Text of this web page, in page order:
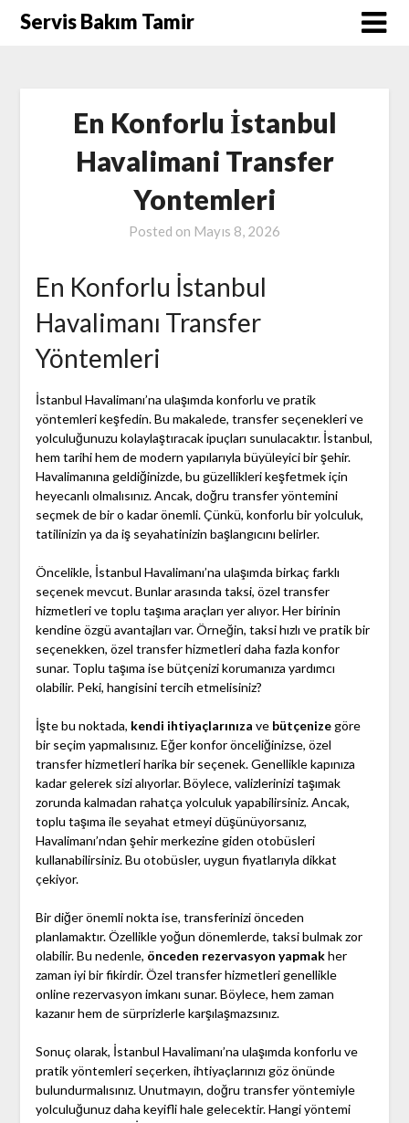
SkipServis Bakım Tamir
En Konforlu İstanbul
Havalimani Transfer
Yontemleri
Posted on Mayıs 8, 2026
En Konforlu İstanbul
Havalimanı Transfer
Yöntemleri
İstanbul Havalimanı’na ulaşımda konforlu ve pratik
yöntemleri keşfedin. Bu makalede, transfer seçenekleri ve
yolculuğunuzu kolaylaştıracak ipuçları sunulacaktır. İstanbul,
hem tarihi hem de modern yapılarıyla büyüleyici bir şehir.
Havalimanına geldiğinizde, bu güzellikleri keşfetmek için
heyecanlı olmalısınız. Ancak, doğru transfer yöntemini
seçmek de bir o kadar önemli. Çünkü, konforlu bir yolculuk,
tatilinizin ya da iş seyahatinizin başlangıcını belirler.
Öncelikle, İstanbul Havalimanı’na ulaşımda birkaç farklı
seçenek mevcut. Bunlar arasında taksi, özel transfer
hizmetleri ve toplu taşıma araçları yer alıyor. Her birinin
kendine özgü avantajları var. Örneğin, taksi hızlı ve pratik bir
seçenekken, özel transfer hizmetleri daha fazla konfor
sunar. Toplu taşıma ise bütçenizi korumanıza yardımcı
olabilir. Peki, hangisini tercih etmelisiniz?
İşte bu noktada, kendi ihtiyaçlarınıza ve bütçenizegöre
bir seçim yapmalısınız. Eğer konfor önceliğinizse, özel
transfer hizmetleri harika bir seçenek. Genellikle kapınıza
kadar gelerek sizi alıyorlar. Böylece, valizlerinizi taşımak
zorunda kalmadan rahatça yolculuk yapabilirsiniz. Ancak,
toplu taşıma ile seyahat etmeyi düşünüyorsanız,
Havalimanı’ndan şehir merkezine giden otobüsleri
kullanabilirsiniz. Bu otobüsler, uygun fiyatlarıyla dikkat
çekiyor.
Bir diğer önemli nokta ise, transferinizi önceden
planlamaktır. Özellikle yoğun dönemlerde, taksi bulmak zor
olabilir. Bu nedenle, önceden rezervasyon yapmakher
zaman iyi bir fikirdir. Özel transfer hizmetleri genellikle
online rezervasyon imkanı sunar. Böylece, hem zaman
kazanır hem de sürprizlerle karşılaşmazsınız.
Sonuç olarak, İstanbul Havalimanı’na ulaşımda konforlu ve
pratik yöntemleri seçerken, ihtiyaçlarınızı göz önünde
bulundurmalısınız. Unutmayın, doğru transfer yöntemiyle
yolculuğunuz daha keyifli hale gelecektir. Hangi yöntemi